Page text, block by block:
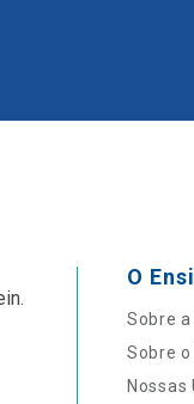
O
Sobre
Sobre
Nossas